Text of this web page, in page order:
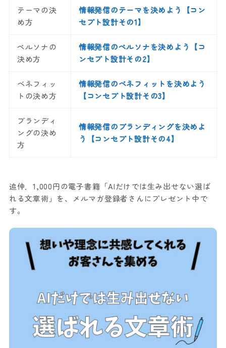
テーマの決
め方
情報発信のテーマを決めよう【コン
セプト設計その1】
ペルソナの
決め方
情報発信のペルソナを決めよう【コ
ンセプト設計その2】
ベネフィッ
トの決め方
情報発信のベネフィットを決めよう
【コンセプト設計その3】
ブランディ
ングの決め
方
情報発信のブランディングを決めよ
う【コンセプト設計その4】
追伸．1,000円の電子書籍「AIだけでは生み出せない選ば
れる文章術」を、メルマガ登録者さんにプレゼント中で
す。